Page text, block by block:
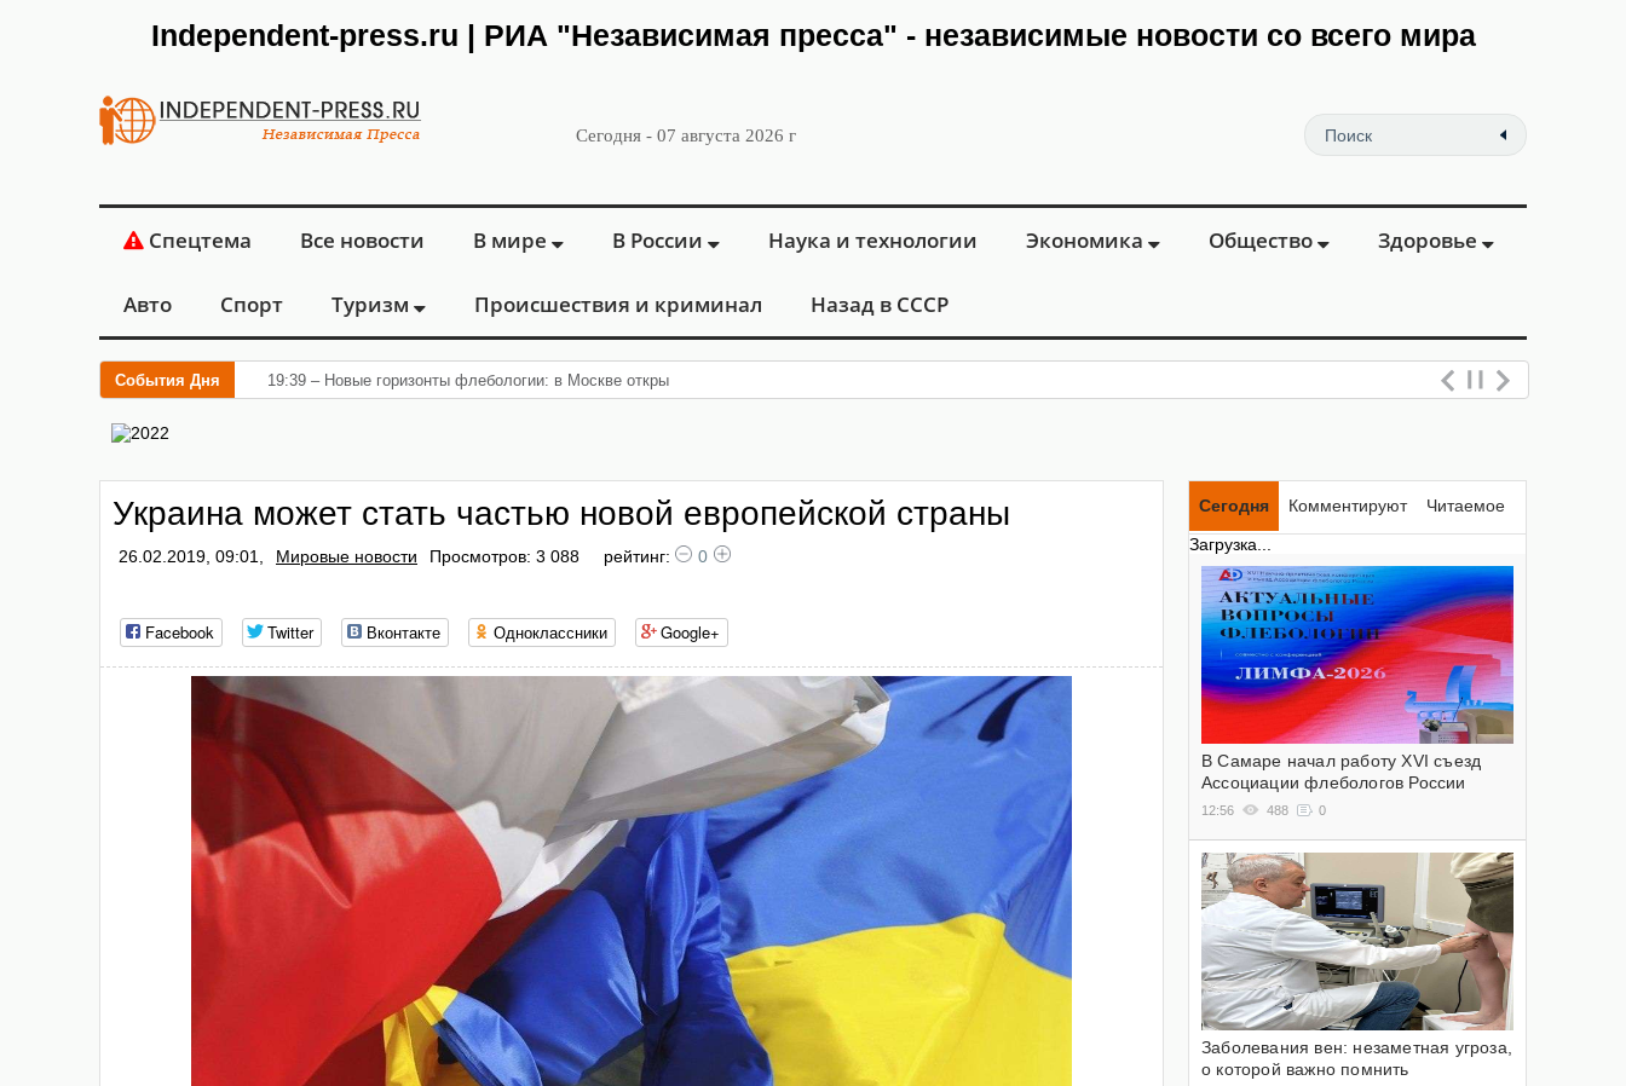
Independent-press.ru | РИА "Независимая пресса" - независимые новости со всего мира
Сегодня - 07 августа 2026 г
Спецтема Все новости В мире В России Наука и технологии Экономика Общество Здоровье
Авто Спорт Туризм Происшествия и криминал Назад в СССР
События Дня 19:39 – Новые горизонты флебологии: в Москве открылся «Городской центр флебологи
Украина может стать частью новой европейской страны
26.02.2019, 09:01, Мировые новости Просмотров: 3 088 рейтинг: 0
Facebook Twitter Вконтакте Одноклассники Google+
Сегодня Комментируют
Читаемое
Загрузка...
В Самаре начал работу XVI съезд
Ассоциации флебологов России
12:56 488 0
Заболевания вен: незаметная угроза,
о которой важно помнить